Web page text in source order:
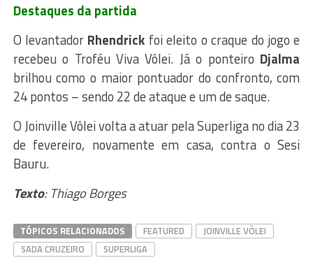
Destaques da partida
O levantador Rhendrick foi eleito o craque do jogo e
recebeu o Troféu Viva Vôlei. Já o ponteiro Djalma
brilhou como o maior pontuador do confronto, com
24 pontos – sendo 22 de ataque e um de saque.
O Joinville Vôlei volta a atuar pela Superliga no dia 23
de fevereiro, novamente em casa, contra o Sesi
Bauru.
Texto: Thiago Borges
TÓPICOS RELACIONADOS FEATURED
JOINVILLE VÔLEI
SADA CRUZEIRO
SUPERLIGA